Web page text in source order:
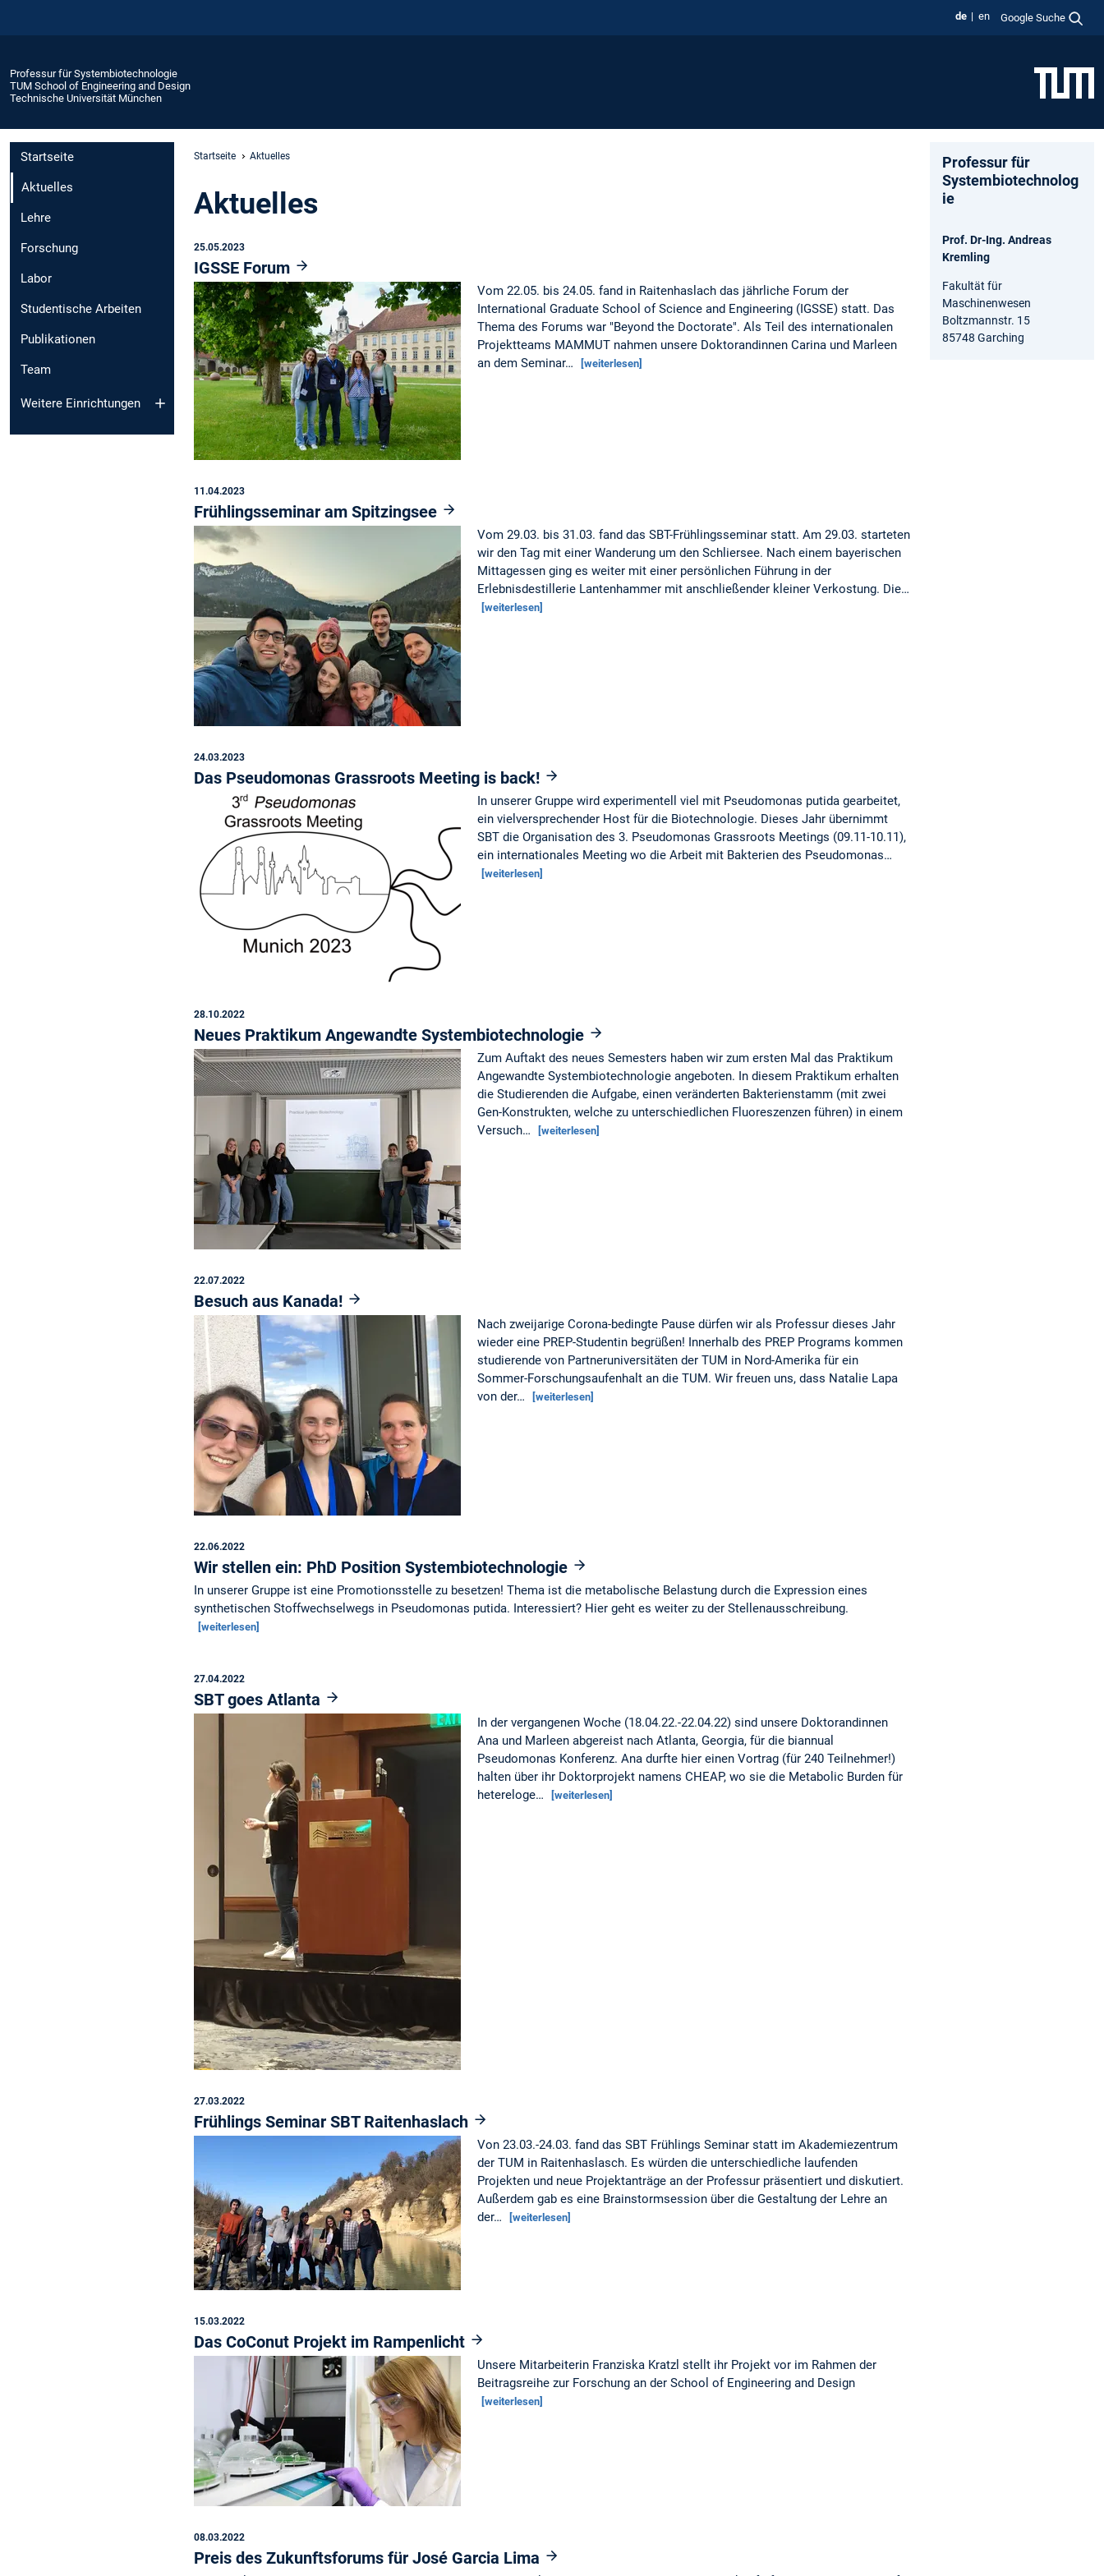
de en Google Suche
Professur für Systembiotechnologie
TUM School of Engineering and Design
Technische Universität München
Startseite
Aktuelles
Lehre
Forschung
Labor
Studentische Arbeiten
Publikationen
Team
Weitere Einrichtungen
Startseite Aktuelles
Aktuelles
25.05.2023
IGSSE Forum
Vom 22.05. bis 24.05. fand in Raitenhaslach das jährliche Forum der
International Graduate School of Science and Engineering (IGSSE) statt. Das
Thema des Forums war "Beyond the Doctorate". Als Teil des internationalen
Projektteams MAMMUT nahmen unsere Doktorandinnen Carina und Marleen
an dem Seminar…
[weiterlesen]
11.04.2023
Frühlingsseminar am Spitzingsee
Vom 29.03. bis 31.03. fand das SBT-Frühlingsseminar statt. Am 29.03. starteten
wir den Tag mit einer Wanderung um den Schliersee. Nach einem bayerischen
Mittagessen ging es weiter mit einer persönlichen Führung in der
Erlebnisdestillerie Lantenhammer mit anschließender kleiner Verkostung. Die…
[weiterlesen]
24.03.2023
Das Pseudomonas Grassroots Meeting is back!
In unserer Gruppe wird experimentell viel mit Pseudomonas putida gearbeitet,
ein vielversprechender Host für die Biotechnologie. Dieses Jahr übernimmt
SBT die Organisation des 3. Pseudomonas Grassroots Meetings (09.11-10.11),
ein internationales Meeting wo die Arbeit mit Bakterien des Pseudomonas…
[weiterlesen]
28.10.2022
Neues Praktikum Angewandte Systembiotechnologie
Zum Auftakt des neues Semesters haben wir zum ersten Mal das Praktikum
Angewandte Systembiotechnologie angeboten. In diesem Praktikum erhalten
die Studierenden die Aufgabe, einen veränderten Bakterienstamm (mit zwei
Gen-Konstrukten, welche zu unterschiedlichen Fluoreszenzen führen) in einem
Versuch…
[weiterlesen]
22.07.2022
Besuch aus Kanada!
Nach zweijarige Corona-bedingte Pause dürfen wir als Professur dieses Jahr
wieder eine PREP-Studentin begrüßen! Innerhalb des PREP Programs kommen
studierende von Partneruniversitäten der TUM in Nord-Amerika für ein
Sommer-Forschungsaufenhalt an die TUM. Wir freuen uns, dass Natalie Lapa
von der…
[weiterlesen]
22.06.2022
Wir stellen ein: PhD Position Systembiotechnologie
In unserer Gruppe ist eine Promotionsstelle zu besetzen! Thema ist die metabolische Belastung durch die Expression eines
synthetischen Stoffwechselwegs in Pseudomonas putida. Interessiert? Hier geht es weiter zu der Stellenausschreibung.
[weiterlesen]
27.04.2022
SBT goes Atlanta
In der vergangenen Woche (18.04.22.-22.04.22) sind unsere Doktorandinnen
Ana und Marleen abgereist nach Atlanta, Georgia, für die biannual
Pseudomonas Konferenz. Ana durfte hier einen Vortrag (für 240 Teilnehmer!)
halten über ihr Doktorprojekt namens CHEAP, wo sie die Metabolic Burden für
hetereloge…
[weiterlesen]
27.03.2022
Frühlings Seminar SBT Raitenhaslach
Von 23.03.-24.03. fand das SBT Frühlings Seminar statt im Akademiezentrum
der TUM in Raitenhaslasch. Es würden die unterschiedliche laufenden
Projekten und neue Projektanträge an der Professur präsentiert und diskutiert.
Außerdem gab es eine Brainstormsession über die Gestaltung der Lehre an
der…
[weiterlesen]
15.03.2022
Das CoConut Projekt im Rampenlicht
Unsere Mitarbeiterin Franziska Kratzl stellt ihr Projekt vor im Rahmen der
Beitragsreihe zur Forschung an der School of Engineering and Design
[weiterlesen]
08.03.2022
Preis des Zukunftsforums für José Garcia Lima
Professur für
Systembiotechnolog
ie
Prof. Dr-Ing. Andreas
Kremling
Fakultät für
Maschinenwesen
Boltzmannstr. 15
85748 Garching